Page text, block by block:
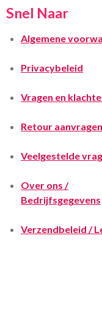
Snel Naar
Algemene
Privacybeleid
Vragen en
Retour aanvragen
Veelgestelde
Over ons /
Bedrijfsgegevens
Verzendbeleid /